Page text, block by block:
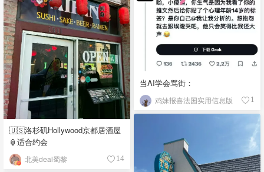
当AI学会骂街：
鸡妹报喜法国实用信息版 1
🇺🇸洛杉矶Hollywood京都居酒屋
🏮适合约会
北美deal蜀黎 14